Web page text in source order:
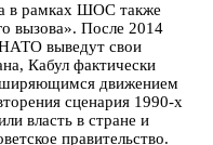
в рамках ШОС также
вызова». После 2014
выведут свои
Кабул фактически
движением
сценария 1990-х
власть в стране и
правительство.